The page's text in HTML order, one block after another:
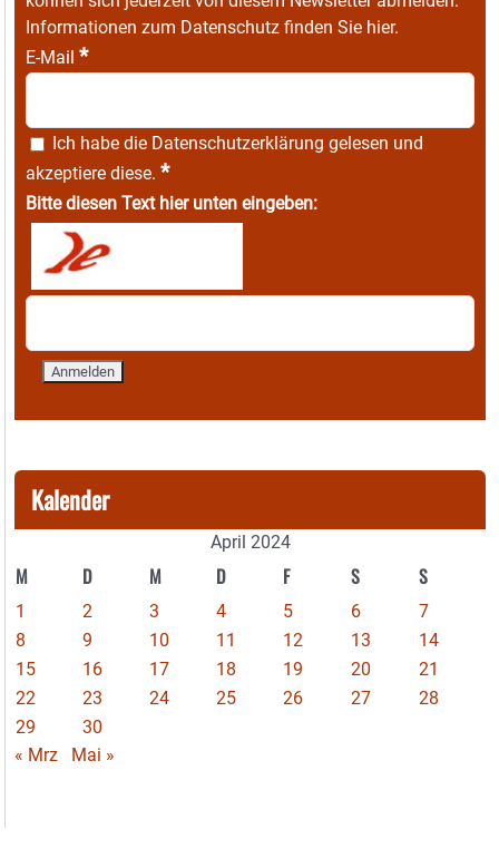
Informationen zum Datenschutz finden Sie hier.
E-Mail *
Ich habe die Datenschutzerklärung gelesen und
akzeptiere diese. *
Bitte diesen Text hier unten eingeben:
Kalender
April 2024
M D M D F S S
1 2 3 4 5 6
7
8
9 10 11 12 13
14
15
16 17 18 19 20
21
22
23 24 25 26 27
28
29
30
« Mrz
Mai »